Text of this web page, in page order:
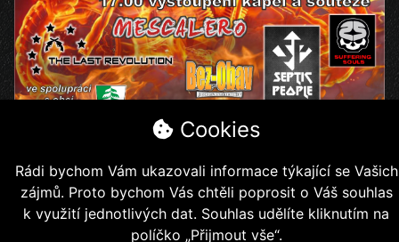
Cookies
Rádi bychom Vám ukazovali informace týkající se Vašich
zájmů. Proto bychom Vás chtěli poprosit o Váš souhlas
k využití jednotlivých dat. Souhlas udělíte kliknutím na
políčko „Přijmout vše“.